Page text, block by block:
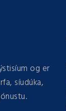
og er
síudúka,